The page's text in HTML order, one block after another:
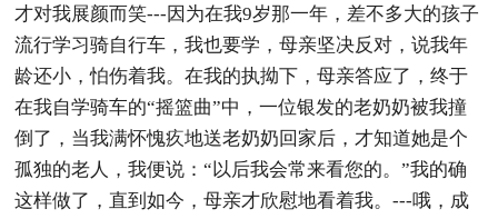
才对我展颜而笑---因为在我9岁那一年，差不多大的孩子
流行学习骑自行车，我也要学，母亲坚决反对，说我年
龄还小，怕伤着我。在我的执拗下，母亲答应了，终于
在我自学骑车的“摇篮曲”中，一位银发的老奶奶被我撞
倒了，当我满怀愧疚地送老奶奶回家后，才知道她是个
孤独的老人，我便说：“以后我会常来看您的。”我的确
这样做了，直到如今，母亲才欣慰地看着我。---哦，成